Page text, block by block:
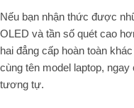
Nếu bạn nhận thức được
OLED và tần số quét cao
hai đẳng cấp hoàn toàn
cùng tên model laptop,
tương tự.